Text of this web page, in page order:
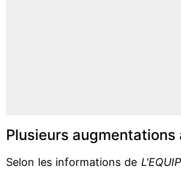
Plusieurs augmentations
Selon les informations de